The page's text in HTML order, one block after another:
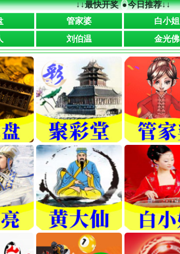
↓↓最快开奖●今日推荐↓↓
管家婆 白小姐
刘伯温 金光佛